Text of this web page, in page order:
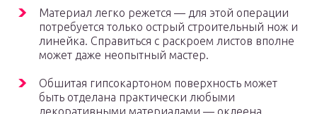
Материал легко режется — для этой операции
потребуется только острый строительный нож и
линейка. Справиться с раскроем листов вполне
может даже неопытный мастер.
Обшитая гипсокартоном поверхность может
быть отделана практически любыми
декоративными материалами — оклеена